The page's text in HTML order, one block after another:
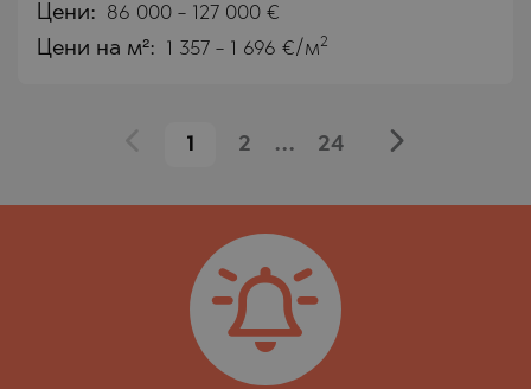
Цени: 86 000 - 127 000 €
Цени на м²: 1 357 - 1 696 €/м2
1 2 ... 24